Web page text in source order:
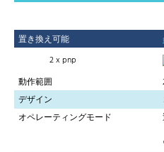
置き換え可能
2 x pnp
動作範囲
デザイン
オペレーティングモード